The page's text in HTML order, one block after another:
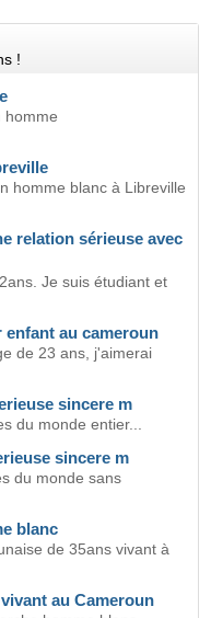
!
homme
homme blanc à Libreville
relation sérieuse avec
Je suis étudiant et
enfant au cameroun
de 23 ans, j'aimerai
sincere m
du monde entier...
sincere m
du monde sans
blanc
de 35ans vivant à
au Cameroun